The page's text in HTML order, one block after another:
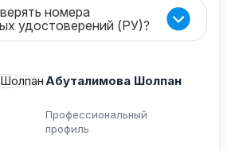
номера
удостоверений (РУ)?
Абуталимова Шолпан
Профессиональный
профиль